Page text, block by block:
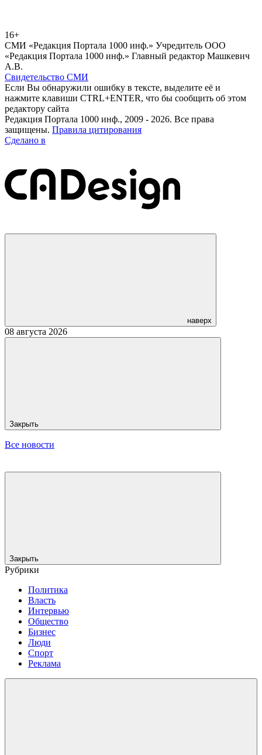
16+
СМИ «Редакция Портала 1000 инф.» Учредитель ООО
«Редакция Портала 1000 инф.» Главный редактор Машкевич
А.В.
Свидетельство СМИ
Если Вы обнаружили ошибку в тексте, выделите её и
нажмите клавиши CTRL+ENTER, что бы сообщить об этом
редактору сайта
Редакция Портала 1000 инф., 2009 - 2026. Все права
защищены. Правила цитирования
Сделано в
наверх
08 августа 2026
Закрыть
Все новости
Закрыть
Рубрики
Политика
Власть
Интервью
Общество
Бизнес
Люди
Спорт
Реклама